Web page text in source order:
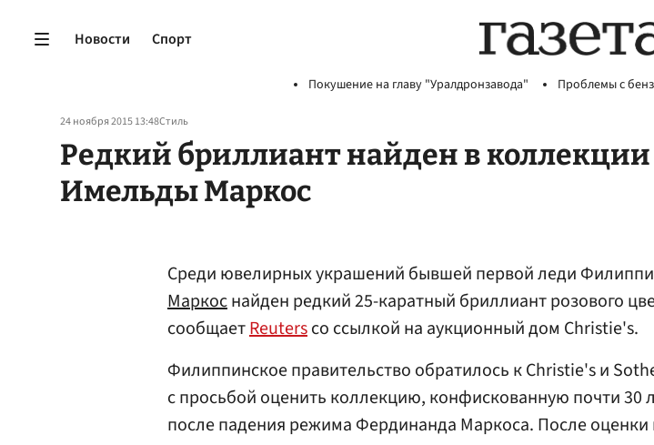
Новости Спорт
Покушение на главу "Уралдронзавода" Проблемы с
24 ноября 2015 13:48Стиль
Редкий бриллиант найден в коллекции
Имельды Маркос
Среди ювелирных украшений бывшей первой леди
Маркоснайден редкий 25-каратный бриллиант розового
сообщаетReutersсо ссылкой на аукционный дом Christie's.
Филиппинское правительство обратилось к Christie's и
с просьбой оценить коллекцию, конфискованную почти 30
после падения режима Фердинанда Маркоса. После